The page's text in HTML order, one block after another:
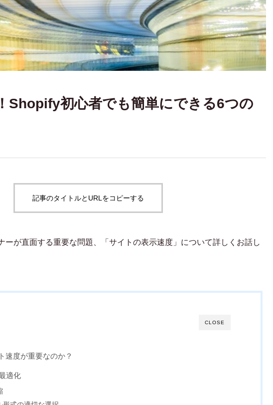
Shopify初心者でも簡単にできる6つの
記事のタイトルとURLをコピーする
ーが直面する重要な問題、「サイトの表示速度」について詳しくお話し
CLOSE
速度が重要なのか？
適化
AIが拓く農業の未来：具体例と最新動向